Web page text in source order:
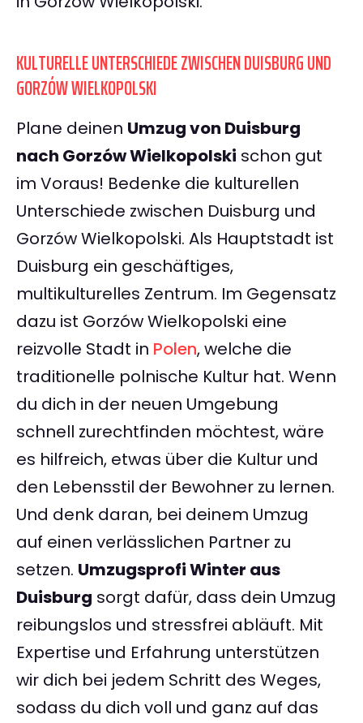
KULTURELLE UNTERSCHIEDE ZWISCHEN DUISBURG UND
GORZÓW WIELKOPOLSKI
Plane deinen Umzug von Duisburg
nach Gorzów Wielkopolski schon gut
im Voraus! Bedenke die kulturellen
Unterschiede zwischen Duisburg und
Gorzów Wielkopolski. Als Hauptstadt ist
Duisburg ein geschäftiges,
multikulturelles Zentrum. Im Gegensatz
dazu ist Gorzów Wielkopolski eine
reizvolle Stadt in Polen, welche die
traditionelle polnische Kultur hat. Wenn
du dich in der neuen Umgebung
schnell zurechtfinden möchtest, wäre
es hilfreich, etwas über die Kultur und
den Lebensstil der Bewohner zu lernen.
Und denk daran, bei deinem Umzug
auf einen verlässlichen Partner zu
setzen. Umzugsprofi Winter aus
Duisburg sorgt dafür, dass dein Umzug
reibungslos und stressfrei abläuft. Mit
Expertise und Erfahrung unterstützen
wir dich bei jedem Schritt des Weges,
sodass du dich voll und ganz auf das